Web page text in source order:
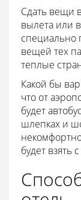
Сдать вещи
вылета или
специально
вещей тех
теплые
Какой бы
что от
будет
шлепках и
будет взять